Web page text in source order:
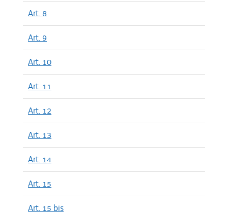
Art. 8
Art. 9
Art. 10
Art. 11
Art. 12
Art. 13
Art. 14
Art. 15
Art. 15 bis